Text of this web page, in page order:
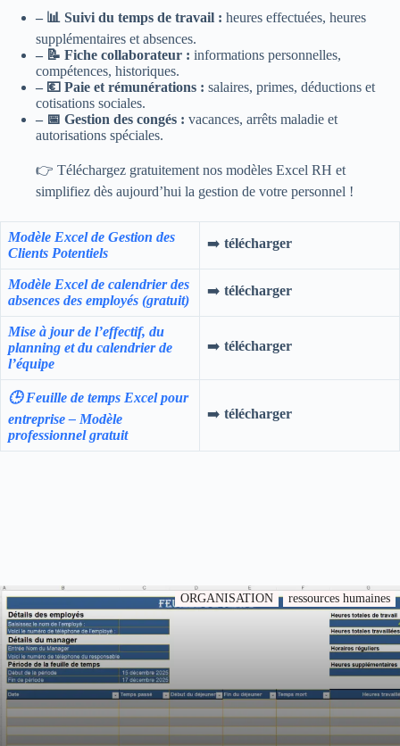
– 📊 Suivi du temps de travail : heures effectuées, heures
supplémentaires et absences.
– 📝 Fiche collaborateur : informations personnelles,
compétences, historiques.
– 💶 Paie et rémunérations : salaires, primes, déductions et
cotisations sociales.
– 📅 Gestion des congés : vacances, arrêts maladie et
autorisations spéciales.
👉 Téléchargez gratuitement nos modèles Excel RH et
simplifiez dès aujourd’hui la gestion de votre personnel !
Modèle Excel de Gestion des
Clients Potentiels
➡️ télécharger
Modèle Excel de calendrier des
absences des employés (gratuit)
➡️ télécharger
Mise à jour de l’effectif, du
planning et du calendrier de
l’équipe
➡️ télécharger
🕒 Feuille de temps Excel pour
entreprise – Modèle
professionnel gratuit
➡️ télécharger
ORGANISATION ressources humaines